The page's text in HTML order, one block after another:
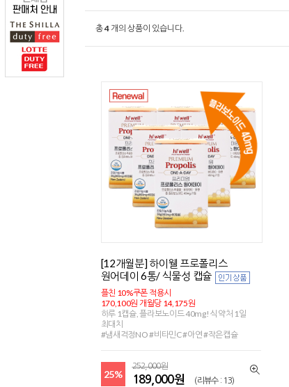
총4 개의 상품이 있습니다.
[12개월분] 하이웰 프로폴리스
원어데이 6통/ 식물성 캡슐
플친 10%쿠폰 적용시
170,100원 개월당 14,175원
하루 1캡슐, 플라보노이드 40mg! 식약처 1일
최대치
#냄새걱정NO #비타민C #아연 #작은캡슐
25%
252,000원
189,000원 (리뷰수 : 13)